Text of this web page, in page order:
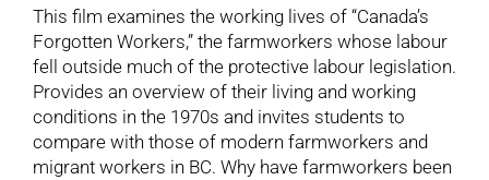
This film examines the working lives of “Canada’s
Forgotten Workers,” the farmworkers whose labour
fell outside much of the protective labour legislation.
Provides an overview of their living and working
conditions in the 1970s and invites students to
compare with those of modern farmworkers and
migrant workers in BC. Why have farmworkers been